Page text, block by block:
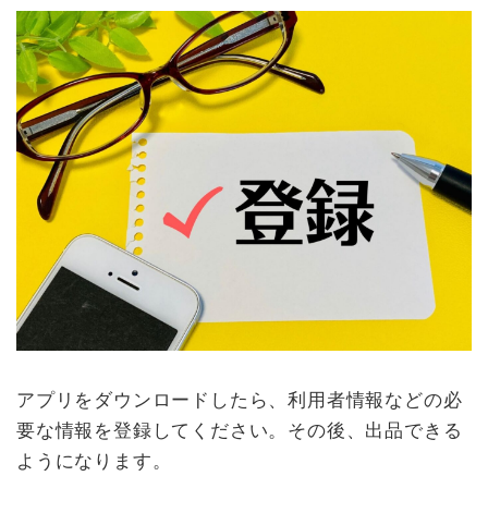
アプリをダウンロードしたら、利用者情報などの必
要な情報を登録してください。その後、出品できる
ようになります。